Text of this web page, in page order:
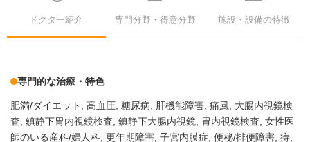
ドクター紹介 専門分野・得意分野 施設・設備の特徴
専門的な治療・特色
肥満/ダイエット 高血圧 糖尿病 肝機能障害 痛風 大腸内視鏡検
査 鎮静下胃内視鏡検査 鎮静下大腸内視鏡 胃内視鏡検査 女性医
師のいる産科/婦人科 更年期障害 子宮内膜症 便秘/排便障害 痔